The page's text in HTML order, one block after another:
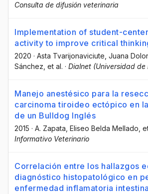
Consulta de difusión veterinaria
Implementation of student-
activity to improve critical
2020 · Asta Tvarijonaviciute , Juana
Sánchez , et al. · Dialnet (Universidad de
Manejo anestésico para la
carcinoma tiroideo ectópico en
de un Bulldog Inglés
2015 · A. Zapata , Eliseo Belda Mellado ,
Informativo Veterinario
Correlación entre los hallazgos
diagnóstico histopatológico en
enfermedad inflamatoria